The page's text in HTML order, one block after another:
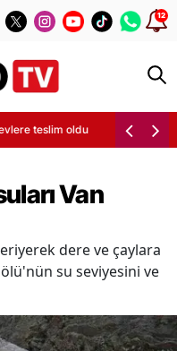
12
teslim oldu
Van
dere ve çaylara
su seviyesini ve